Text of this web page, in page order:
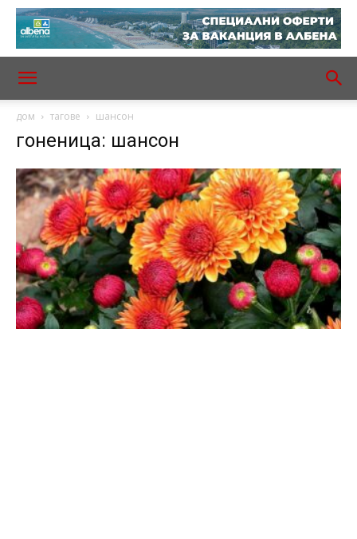
дом тагове шансон
гоненица: шансон